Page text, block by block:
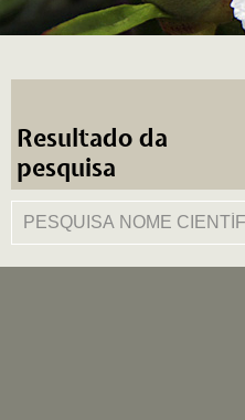
Resultado da
pesquisa